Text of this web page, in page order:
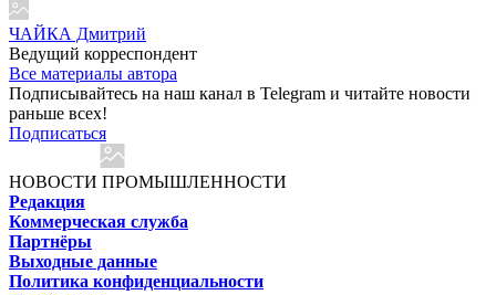
ЧАЙКА Дмитрий
Ведущий корреспондент
Все материалы автора
Подписывайтесь на наш канал в Telegram и читайте новости
раньше всех!
Подписаться
НОВОСТИ ПРОМЫШЛЕННОСТИ
Редакция
Коммерческая служба
Партнёры
Выходные данные
Политика конфиденциальности